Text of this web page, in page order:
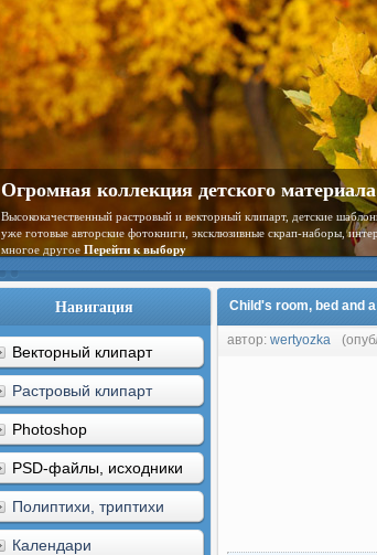
Огромная коллекция детского
Высококачественный растровый и векторный клипарт, детские
уже готовые авторские фотокниги, эксклюзивные скрап-наборы,
многое другое Перейти к выбору
Навигация
Векторный клипарт
Растровый клипарт
Photoshop
PSD-файлы, исходники
Полиптихи, триптихи
Календари
Child's room, bed and
автор: wertyozka